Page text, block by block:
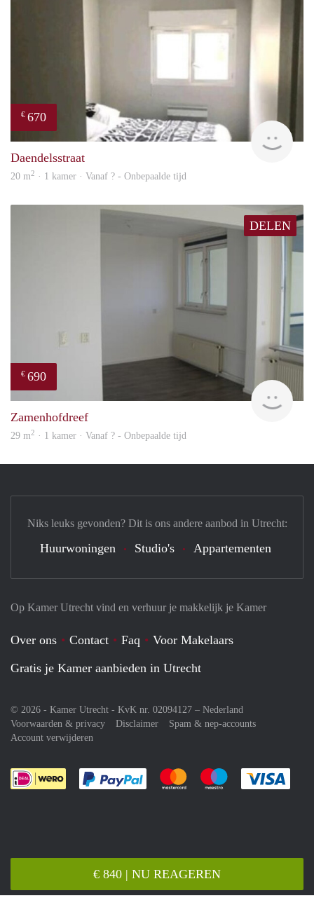
€ 840 | NU REAGEREN
€ 670
Daendelsstraat
20 m2 · 1 kamer · Vanaf ? - Onbepaalde tijd
DELEN
€ 690
Zamenhofdreef
29 m2 · 1 kamer · Vanaf ? - Onbepaalde tijd
Op Kamer Utrecht vind en verhuur je makkelijk je Kamer
Over ons Contact Faq
Voor Makelaars
Gratis je Kamer aanbieden in Utrecht
© 2026 - Kamer Utrecht - KvK nr. 02094127 – Nederland
Voorwaarden & privacy
Disclaimer
Spam & nep-accounts
Account verwijderen
Je rekent gemakkelijk af met Paypal
Je rekent gemakkelijk af met
Je rekent
Niks leuks gevonden? Dit is ons andere aanbod in Utrecht:
Huurwoningen Studio's Appartementen